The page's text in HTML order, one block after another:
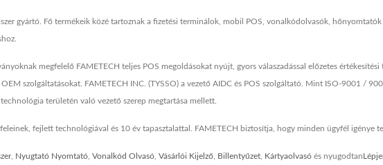
gyártó. Fő termékeik közé tartoznak a fizetési terminálok, mobil POS, vonalkódolvasók,
megfelelő FAMETECH teljes POS megoldásokat nyújt, gyors válaszadással előzetes értékesítési
szolgáltatásokat. FAMETECH INC. (TYSSO) a vezető AIDC és POS szolgáltató. Mint ISO-9001 /
területén való vezető szerep megtartása mellett.
fejlett technológiával és 10 év tapasztalattal. FAMETECH biztosítja, hogy minden ügyfél igénye
, Nyugtató Nyomtató Vonalkód Olvasó Vásárlói Kijelző Billentyűzet Kártyaolvasó és nyugodtan